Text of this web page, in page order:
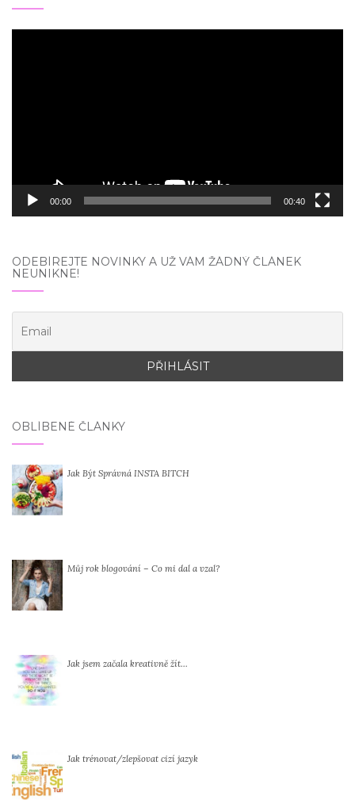
00:00 00:40
ODEBÍREJTE NOVINKY A UŽ VÁM ŽÁDNÝ ČLÁNEK
NEUNIKNE!
OBLÍBENÉ ČLÁNKY
Jak Být Správná INSTA BITCH
Můj rok blogování – Co mi dal a vzal?
Jak jsem začala kreativně žít…
Jak trénovat/zlepšovat cizí jazyk